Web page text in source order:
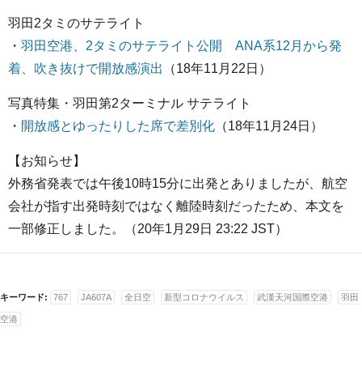
羽田2タミのサテライト
・ 羽田空港、2タミのサテライト公開 ANA系12月から発
着、吹き抜けで開放感演出
（18年11月22日）
写真特集・羽田第2ターミナル サテライト
・ 開放感とゆったりした席で差別化 （18年11月24日）
【お知らせ】
外務省発表では午後10時15分に出発とありましたが、航空
会社が指す出発時刻ではなく離陸時刻だったため、本文を
一部修正しました。（20年1月29日 23:22 JST）
キーワード: 767 JA607A 全日空 新型コロナウイルス 武漢天河国際空港 羽田
空港